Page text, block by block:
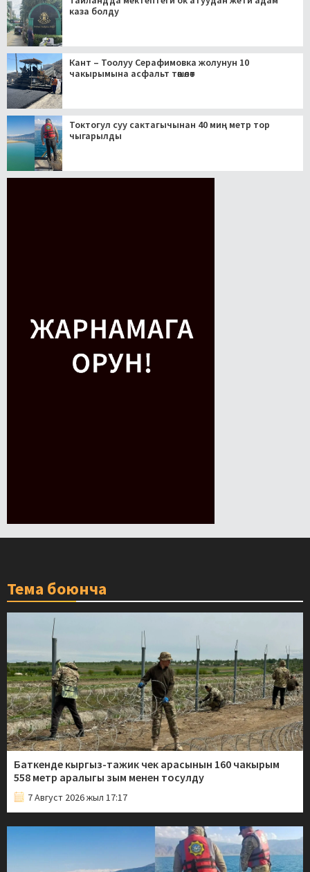
каза болду
Кант – Тоолуу Серафимовка жолунун 10
чакырымына асфальт төшөлөт
Токтогул суу сактагычынан 40 миң метр тор
чыгарылды
Тема боюнча
Баткенде кыргыз-тажик чек арасынын 160 чакырым
558 метр аралыгы зым менен тосулду
7 Август 2026 жыл 17:17